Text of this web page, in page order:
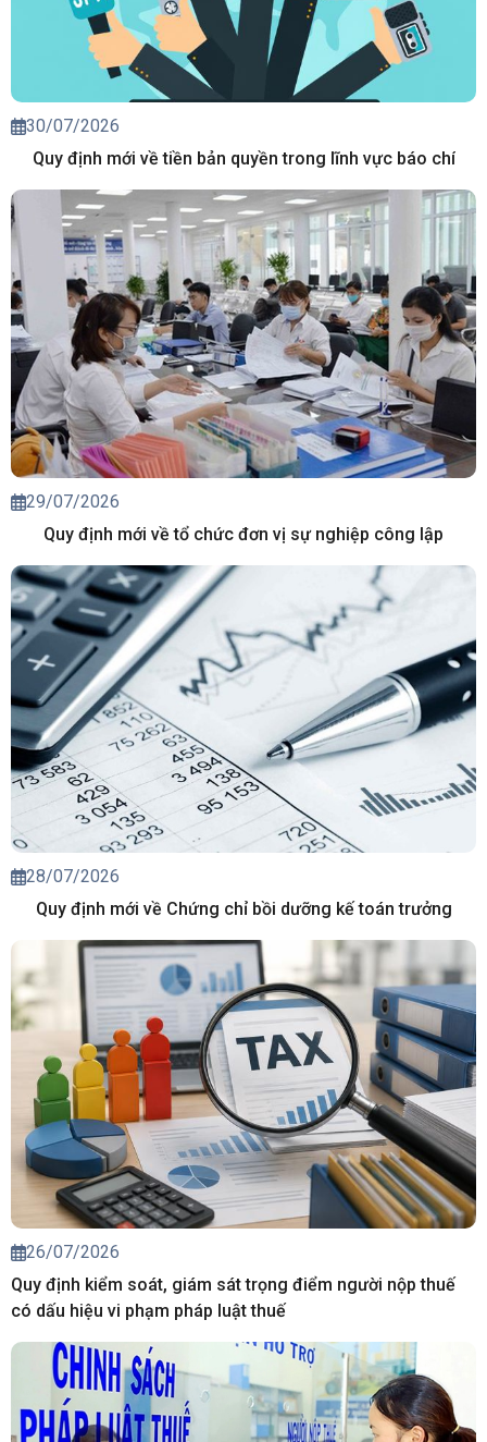
30/07/2026
Quy định mới về tiền bản quyền trong lĩnh vực báo chí
29/07/2026
Quy định mới về tổ chức đơn vị sự nghiệp công lập
28/07/2026
Quy định mới về Chứng chỉ bồi dưỡng kế toán trưởng
26/07/2026
Quy định kiểm soát, giám sát trọng điểm người nộp thuế
có dấu hiệu vi phạm pháp luật thuế